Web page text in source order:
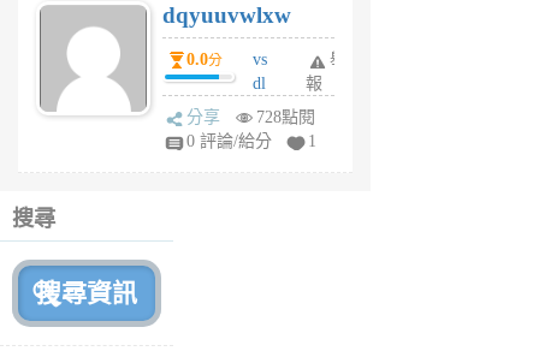
6
個
月
前
dqyuuvwlxw
0.0分
vs
dl
sq
fy
舉
報
分享
728點閱
0 評論/給分
1
搜尋